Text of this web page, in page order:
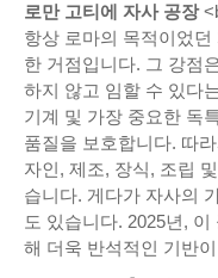
로만 고티에 자사 공장
항상 로마의 목적이었
한 거점입니다. 그 강점
하지 않고 임할 수 있다
기계 및 가장 중요한 독
품질을 보호합니다. 따
자인, 제조, 장식, 조립
습니다. 게다가 자사의
도 있습니다. 2025년,
해 더욱 반석적인 기반